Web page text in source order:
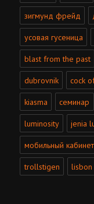
зигмунд фрейд
усовая гусеница
blast from the past
dubrovnik cock
kiasma семинар
luminosity jenia
мобильный кабинет
trollstigen lisbon